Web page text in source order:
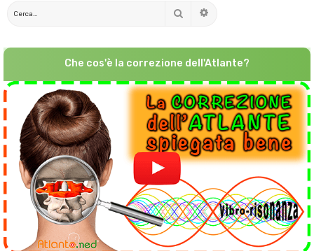
Cerca
Che cos'è la correzione dell'Atlante?